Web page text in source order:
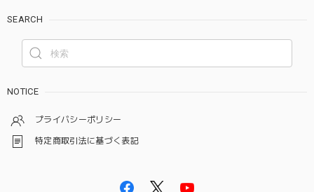
SEARCH
NOTICE
プライバシーポリシー
特定商取引法に基づく表記